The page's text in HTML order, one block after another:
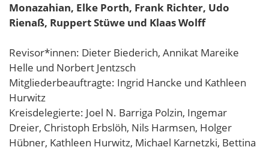
Monazahian, Elke Porth, Frank Richter, Udo
Rienaß, Ruppert Stüwe und Klaas Wolff
Revisor*innen: Dieter Biederich, Annikat Mareike
Helle und Norbert Jentzsch
Mitgliederbeauftragte: Ingrid Hancke und Kathleen
Hurwitz
Kreisdelegierte: Joel N. Barriga Polzin, Ingemar
Dreier, Christoph Erbslöh, Nils Harmsen, Holger
Hübner, Kathleen Hurwitz, Michael Karnetzki, Bettina